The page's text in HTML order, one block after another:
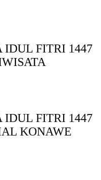
IDUL FITRI 1447
IDUL FITRI 1447
KONAWE